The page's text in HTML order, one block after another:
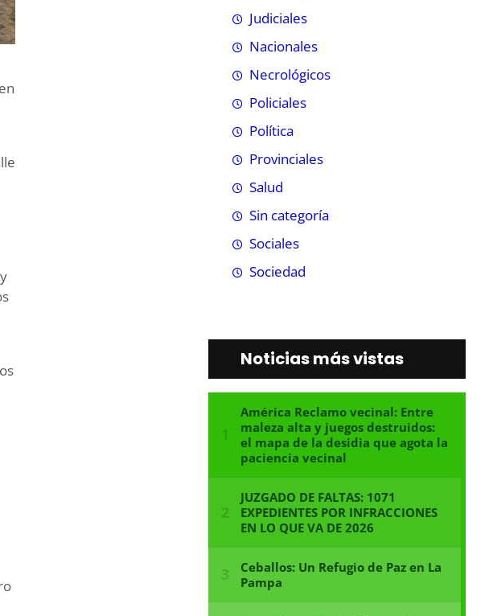
Judiciales
Nacionales
Necrológicos
Policiales
Política
Provinciales
Salud
Sin categoría
Sociales
Sociedad
Noticias más vistas